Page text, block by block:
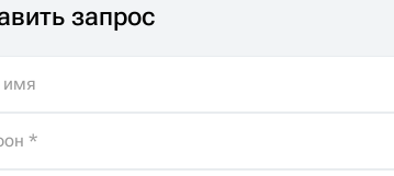
запрос